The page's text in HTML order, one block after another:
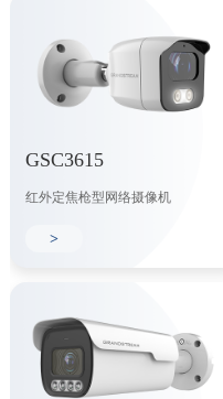
GSC3615
红外定焦枪型网络摄像机
>